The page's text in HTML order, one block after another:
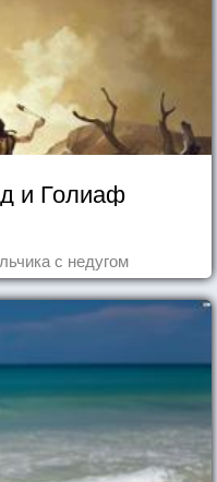
и Голиаф
с недугом